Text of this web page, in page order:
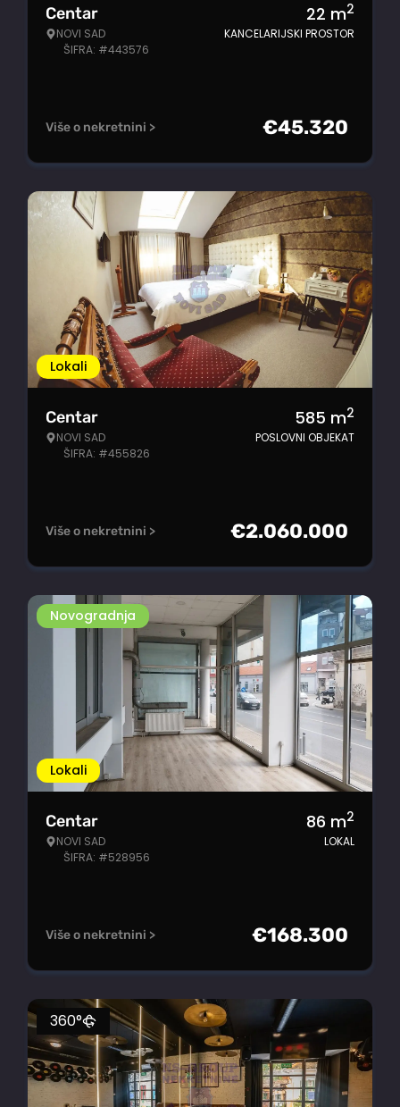
Centar
NOVI SAD
ŠIFRA: #443576
22 m2
KANCELARIJSKI PROSTOR
Više o nekretnini > €45.320
Lokali
Centar
NOVI SAD
ŠIFRA: #455826
585 m2
POSLOVNI OBJEKAT
Više o nekretnini > €2.060.000
Lokali
Novogradnja
Centar
NOVI SAD
ŠIFRA: #528956
86 m2
LOKAL
Više o nekretnini > €168.300
360°